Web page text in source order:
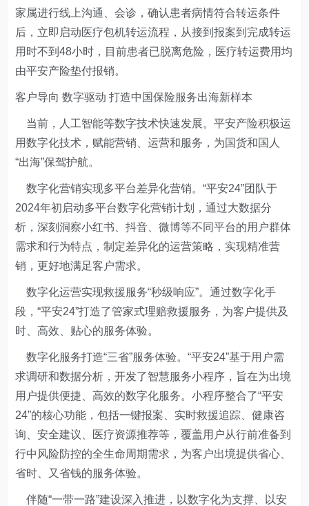
家属进行线上沟通、会诊，确认患者病情符合转运条件
后，立即启动医疗包机转运流程，从接到报案到完成转运
用时不到48小时，目前患者已脱离危险，医疗转运费用均
由平安产险垫付报销。
客户导向 数字驱动 打造中国保险服务出海新样本
当前，人工智能等数字技术快速发展。平安产险积极运
用数字化技术，赋能营销、运营和服务，为国货和国人
“出海”保驾护航。
数字化营销实现多平台差异化营销。“平安24”团队于
2024年初启动多平台数字化营销计划，通过大数据分
析，深刻洞察小红书、抖音、微博等不同平台的用户群体
需求和行为特点，制定差异化的运营策略，实现精准营
销，更好地满足客户需求。
数字化运营实现救援服务“秒级响应”。通过数字化手
段，“平安24”打造了管家式理赔救援服务，为客户提供及
时、高效、贴心的服务体验。
数字化服务打造“三省”服务体验。“平安24”基于用户需
求调研和数据分析，开发了智慧服务小程序，旨在为出境
用户提供便捷、高效的数字化服务。小程序整合了“平安
24”的核心功能，包括一键报案、实时救援追踪、健康咨
询、安全建议、医疗资源推荐等，覆盖用户从行前准备到
行中风险防控的全生命周期需求，为客户出境提供省心、
省时、又省钱的服务体验。
伴随“一带一路”建设深入推进，以数字化为支撑、以安